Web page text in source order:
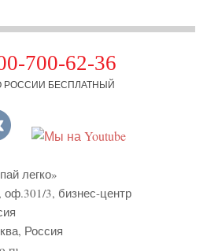
700-62-36
РОССИИ БЕСПЛАТНЫЙ
легко»
оф.301/3, бизнес-центр
Россия